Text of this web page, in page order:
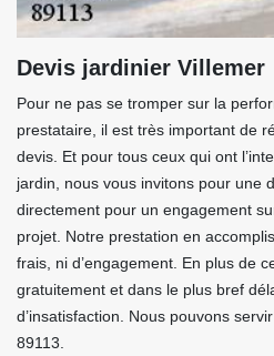
Devis jardinier Villemer
Pour ne pas se tromper sur la
prestataire, il est très important de
devis. Et pour tous ceux qui ont
jardin, nous vous invitons pour une
directement pour un engagement
projet. Notre prestation en
frais, ni d’engagement. En plus de
gratuitement et dans le plus bref
d’insatisfaction. Nous pouvons
89113.